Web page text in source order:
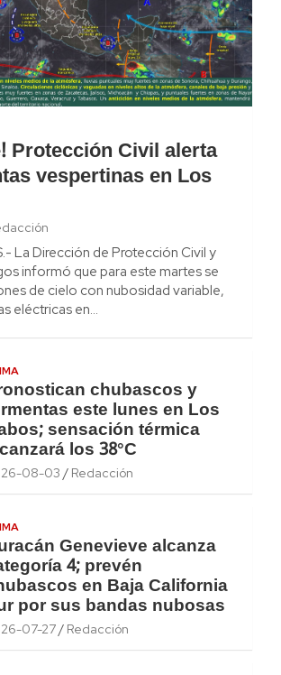
Protección Civil alerta
vespertinas en Los
La Dirección de Protección Civil y
informó que para este martes se
de cielo con nubosidad variable,
eléctricas en…
chubascos y
este lunes en Los
sensación térmica
los 38°C
08-03 Redacción
Genevieve alcanza
4; prevén
en Baja California
por sus bandas nubosas
07-27 Redacción